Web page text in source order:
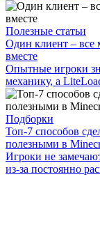
Полезные статьи
Один клиент – все
вместе
Опытные игроки
механику, а
Подборки
Топ-7 способов
полезными в
Игроки не
из-за постоянно